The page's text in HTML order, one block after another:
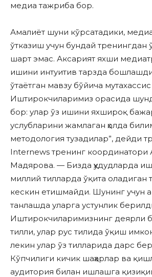
медиа тажриба бор.
Амалиёт шуни кўрсатадики,
ўтказиш учун бундай тренингдан
шарт эмас. Аксарият яхши
ишини интуитив тарзда
ўтаётган мавзу бўйича
Иштирокчиларимиз орасида
бор: улар ўз ишини яхшироқ
услубларини жамлаган ҳолда
методология тузадилар”, дейди
Internews тренинг координатори
Мадярова. — Бизда ҳудудларда
миллий тилларда ўқита оладиган
кескин етишмайди. Шунинг учун
танлашда уларга устунлик
Иштирокчиларимизнинг деярли
тилли, улар рус тилида ўқиш
лекин улар ўз тилларида дарс
Кўпчилиги кичик шаҳарлар ва
аудитория билан ишлашга